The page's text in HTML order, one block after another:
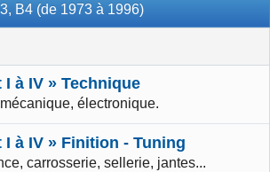
B4 (de 1973 à 1996)
I à IV » Technique
électronique.
I à IV » Finition - Tuning
carrosserie, sellerie, jantes...